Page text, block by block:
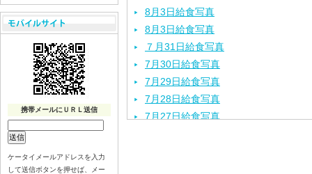
8月3日給食写真
8月3日給食写真
７月31日給食写真
7月30日給食写真
7月29日給食写真
7月28日給食写真
7月27日給食写真
携帯メールにＵＲＬ送信
ケータイメールアドレスを入力
して送信ボタンを押せば、メー